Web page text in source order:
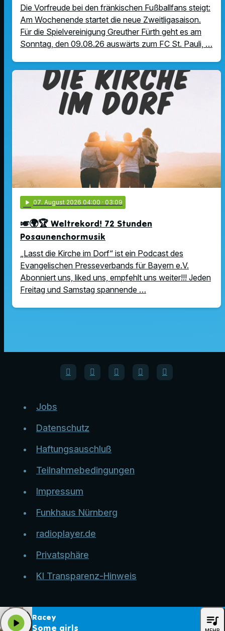
Die Vorfreude bei den fränkischen Fußballfans steigt:
Am Wochenende startet die neue Zweitligasaison.
Für die Spielvereinigung Greuther Fürth geht es am
Sonntag, den 09.08.26 auswärts zum FC St. Pauli, …
play_arrow 07. August 2026 04:00 · 03:09
🎺🌍🏆 Weltrekord! 72 Stunden
Posaunenchormusik
„Lasst die Kirche im Dorf“ ist ein Podcast des
Evangelischen Presseverbands für Bayern e.V.
Abonniert uns, liked uns, empfehlt uns weiter!!! Jeden
Freitag und Samstag spannende …
Jobs
Datenschutz
Haftungsauschluß
Teilnahmebedingungen
Impressum
Funkhaus Nürnberg
radioplayer.de
Privatsphäre
KI Transparenz-Hinweis
Racey
Some girls
play_arrow queue_music